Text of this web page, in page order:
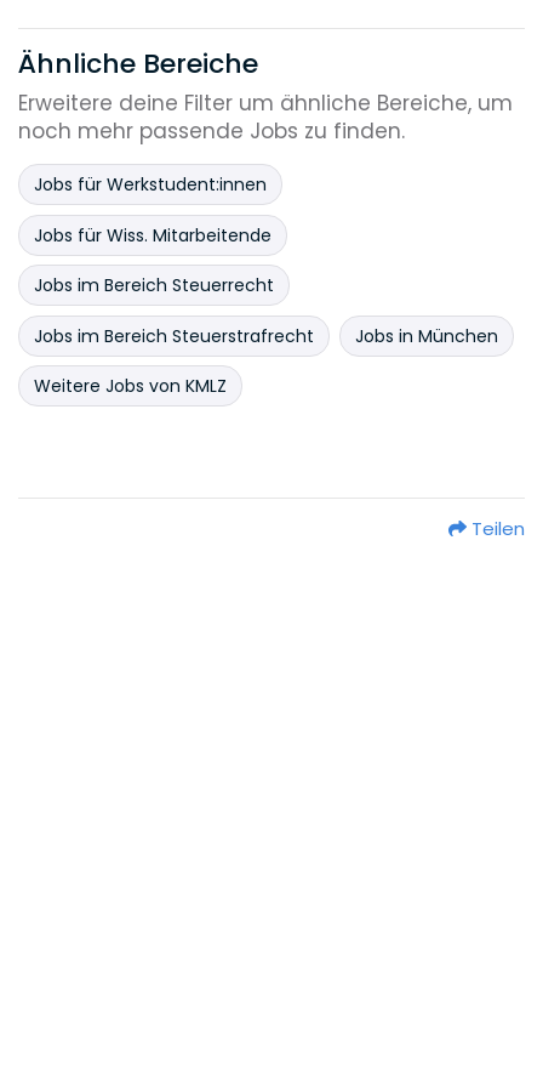
Ähnliche Bereiche
Erweitere deine Filter um ähnliche Bereiche, um
noch mehr passende Jobs zu finden.
Jobs für Werkstudent:innen
Jobs für Wiss. Mitarbeitende
Jobs im Bereich Steuerrecht
Jobs im Bereich Steuerstrafrecht Jobs in München
Weitere Jobs von KMLZ
Teilen